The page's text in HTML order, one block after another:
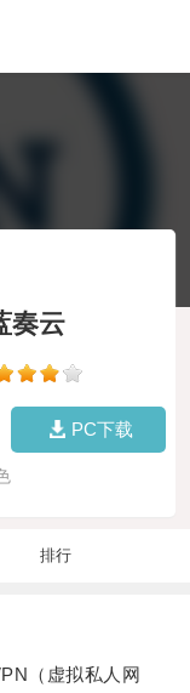
奏云
PC下载
排行
（虚拟私人网